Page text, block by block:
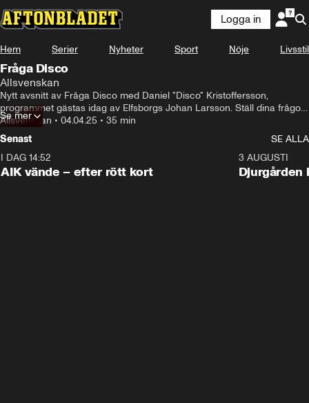
Logga in
Hem Serier Nyheter Sport Nöje Livsstil
Fråga Disco
Allsvenskan
Nytt avsnitt av Fråga Disco med Daniel "Disco" Kristoffersson,
programmet gästas idag av Elfsborgs Johan Larsson. Ställ dina frågor
till båda inför den andra Allsvenska omgången och få svar i live-TV
14:00
Allsvenskan • 04.04.25 • 35 min
Se mer
Senast
SE ALLA
I DAG 14:52
AIK vände – efter rött kort
3 AUGUSTI
Djurgården